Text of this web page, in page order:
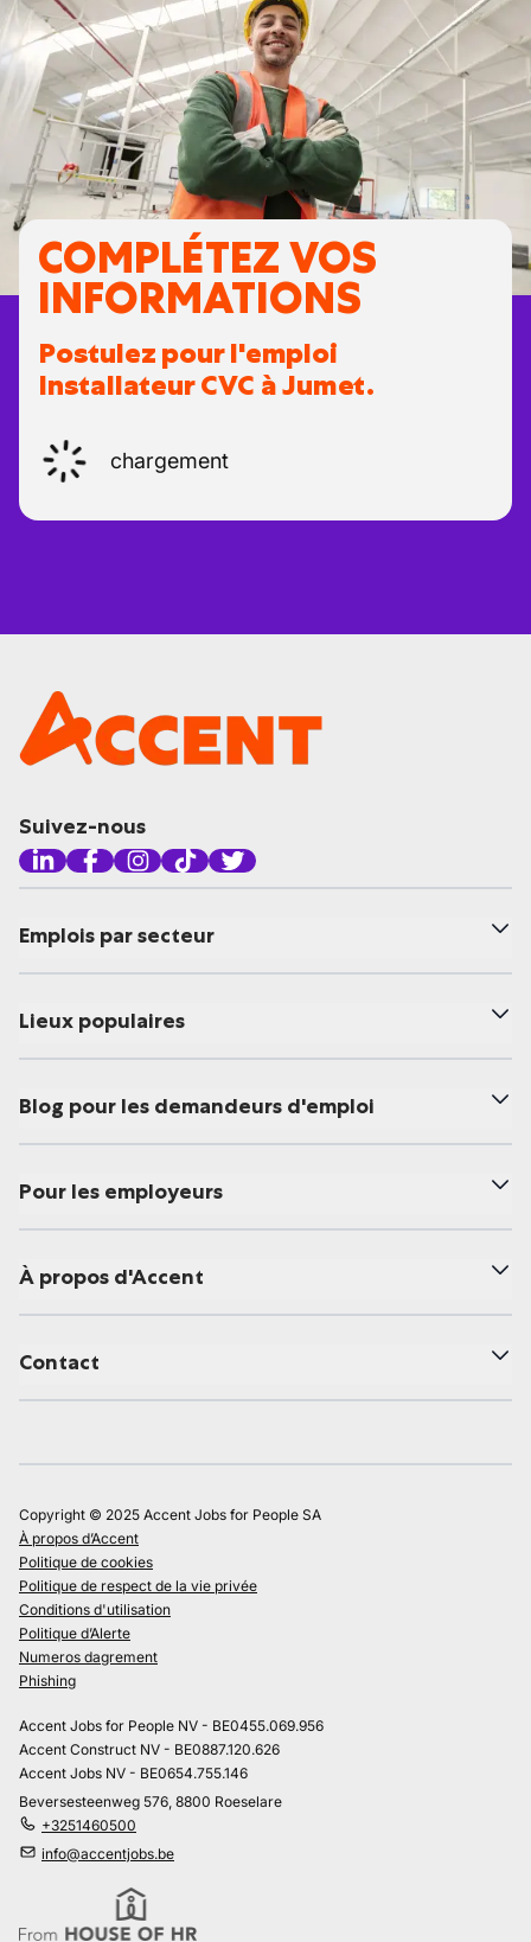
COMPLÉTEZ VOS
INFORMATIONS
Postulez pour l'emploi
Installateur CVC à Jumet.
chargement
Suivez-nous
Emplois par secteur
Lieux populaires
Blog pour les demandeurs d'emploi
Pour les employeurs
À propos d'Accent
Contact
Copyright © 2025 Accent Jobs for People SA
À propos d’Accent
Politique de cookies
Politique de respect de la vie privée
Conditions d'utilisation
Politique d’Alerte
Numeros dagrement
Phishing
Accent Jobs for People NV - BE0455.069.956
Accent Construct NV - BE0887.120.626
Accent Jobs NV - BE0654.755.146
Beversesteenweg 576, 8800 Roeselare
+3251460500
info@accentjobs.be